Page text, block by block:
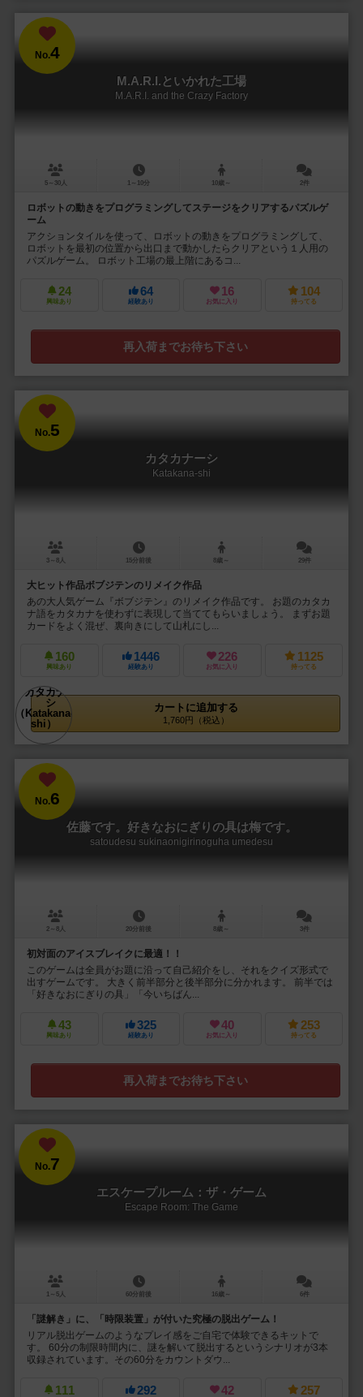
No.4
M.A.R.I.といかれた工場
M.A.R.I. and the Crazy Factory
5～30人 1～10分 10歳～ 2件
ロボットの動きをプログラミングしてステージをクリアするパズルゲ
ーム
アクションタイルを使って、ロボットの動きをプログラミングして、
ロボットを最初の位置から出口まで動かしたらクリアという１人用の
パズルゲーム。 ロボット工場の最上階にあるコ...
24
興味あり
64
経験あり
16
お気に入り
104
持ってる
再入荷までお待ち下さい
No.5
カタカナーシ
Katakana-shi
3～8人 15分前後 8歳～ 29件
大ヒット作品ボブジテンのリメイク作品
あの大人気ゲーム『ボブジテン』のリメイク作品です。 お題のカタカ
ナ語をカタカナを使わずに表現して当ててもらいましょう。 まずお題
カードをよく混ぜ、裏向きにして山札にし...
160
興味あり
1446
経験あり
226
お気に入り
1125
持ってる
カートに追加する
1,760円（税込）
No.6
佐藤です。好きなおにぎりの具は梅です。
satoudesu sukinaonigirinoguha umedesu
2～8人 20分前後 8歳～ 3件
初対面のアイスブレイクに最適！！
このゲームは全員がお題に沿って自己紹介をし、それをクイズ形式で
出すゲームです。 大きく前半部分と後半部分に分かれます。 前半では
「好きなおにぎりの具」「今いちばん...
43
興味あり
325
経験あり
40
お気に入り
253
持ってる
再入荷までお待ち下さい
No.7
エスケープルーム：ザ・ゲーム
Escape Room: The Game
1～5人 60分前後 16歳～ 6件
「謎解き」に、「時限装置」が付いた究極の脱出ゲーム！
リアル脱出ゲームのようなプレイ感をご自宅で体験できるキットで
す。 60分の制限時間内に、謎を解いて脱出するというシナリオが3本
収録されています。その60分をカウントダウ...
111 292 42 257